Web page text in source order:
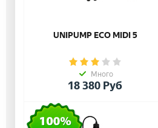
UNIPUMP ЕСО MIDI 5
Много
18 380 Руб